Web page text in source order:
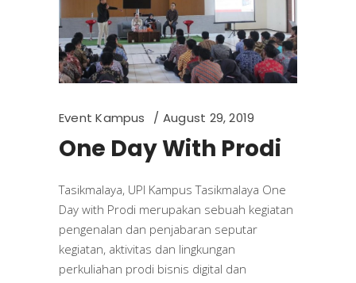
Event Kampus August 29, 2019
One Day With Prodi
Tasikmalaya, UPI Kampus Tasikmalaya One
Day with Prodi merupakan sebuah kegiatan
pengenalan dan penjabaran seputar
kegiatan, aktivitas dan lingkungan
perkuliahan prodi bisnis digital dan